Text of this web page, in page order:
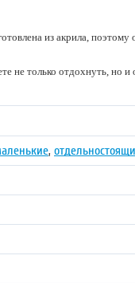
из акрила, поэтому
не только отдохнуть, но и
,